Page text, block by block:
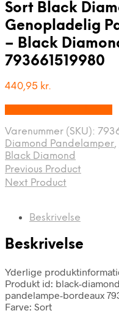
Sort Black
Genopladelig
– Black
793661519980
440,95 kr.
Varenummer (SKU):
Diamond Pandelamper,
Black Diamond
Previous Product
Next Product
Beskrivelse
Beskrivelse
Yderlige
Produkt id: black-
pandelampe-bordeaux
Farve: Sort